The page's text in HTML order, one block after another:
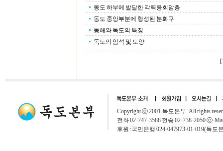
동도 하부에 발달한 각력응회암층
동도 중앙부분에 형성된 분화구
동해와 독도의 특징
독도의 암석 및 토양
[
Copyright ⓒ 2001.독도본부. All rights
전화 02-747-3588 전송 02-738-2050 ⓔ-
후원 :국민은행 024-047973-01-019(독도